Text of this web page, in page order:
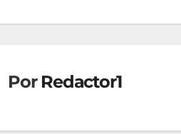
Por Redactor1